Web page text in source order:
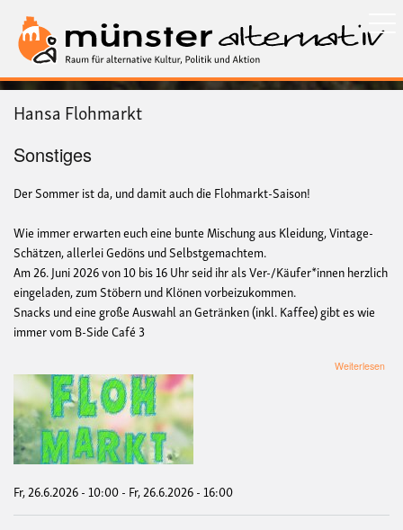
zum
Inhalt
Hansa Flohmarkt
Sonstiges
Der Sommer ist da, und damit auch die Flohmarkt-Saison!
Wie immer erwarten euch eine bunte Mischung aus Kleidung, Vintage-
Schätzen, allerlei Gedöns und Selbstgemachtem.
Am 26. Juni 2026 von 10 bis 16 Uhr seid ihr als Ver-/Käufer*innen herzlich
eingeladen, zum Stöbern und Klönen vorbeizukommen.
Snacks und eine große Auswahl an Getränken (inkl. Kaffee) gibt es wie
immer vom B-Side Café 3
Weiterlesen
Fr, 26.6.2026 - 10:00- Fr, 26.6.2026 - 16:00